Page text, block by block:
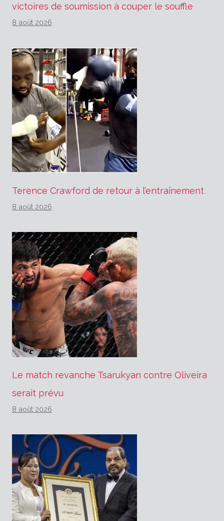
victoires de soumission à couper le souffle
8 août 2026
Terence Crawford de retour à l’entraînement
8 août 2026
Le match revanche Tsarukyan contre Oliveira
serait prévu
8 août 2026